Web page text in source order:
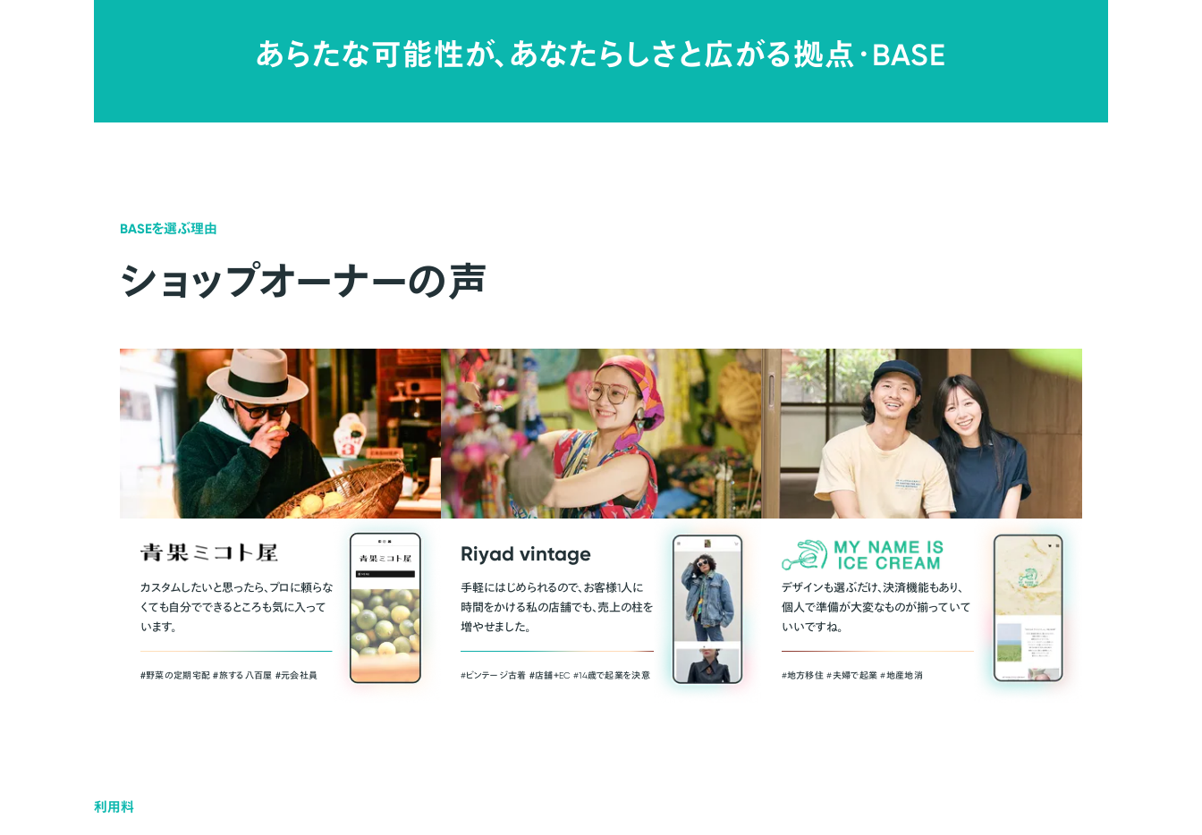
あらたな可能性が、あなたらしさと広がる拠点・BASE
BASEを選ぶ理由
ショップオーナーの声
カスタムしたいと思ったら、プロに頼らな
くても自分でできるところも気に入って
います。
＃野菜の定期宅配 ＃旅する八百屋 ＃元会社員
Riyad vintage
手軽にはじめられるので、お客様1人に
時間をかける私の店舗でも、売上の柱を
増やせました。
#ビンテージ古着 ＃店舗＋EC #14歳で起業を決意
デザインも選ぶだけ、決済機能もあり、
個人で準備が大変なものが揃っていて
いいですね。
#地方移住 #夫婦で起業 #地産地消
利用料